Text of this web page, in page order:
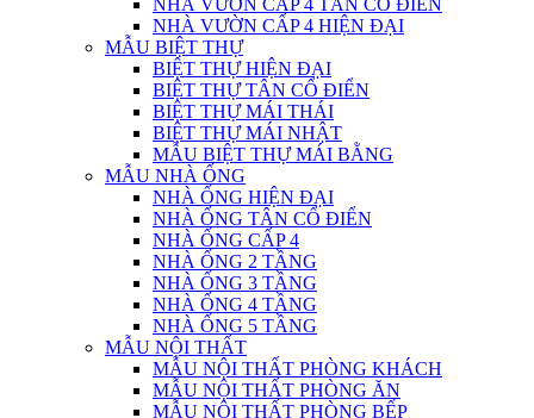
NHÀ VƯỜN CẤP 4 TÂN CỔ ĐIỂN
NHÀ VƯỜN CẤP 4 HIỆN ĐẠI
MẪU BIỆT THỰ
BIỆT THỰ HIỆN ĐẠI
BIỆT THỰ TÂN CỔ ĐIỂN
BIỆT THỰ MÁI THÁI
BIỆT THỰ MÁI NHẬT
MẪU BIỆT THỰ MÁI BẰNG
MẪU NHÀ ỐNG
NHÀ ỐNG HIỆN ĐẠI
NHÀ ỐNG TÂN CỔ ĐIỂN
NHÀ ỐNG CẤP 4
NHÀ ỐNG 2 TẦNG
NHÀ ỐNG 3 TẦNG
NHÀ ỐNG 4 TẦNG
NHÀ ỐNG 5 TẦNG
MẪU NỘI THẤT
MẪU NỘI THẤT PHÒNG KHÁCH
MẪU NỘI THẤT PHÒNG ĂN
MẪU NỘI THẤT PHÒNG BẾP